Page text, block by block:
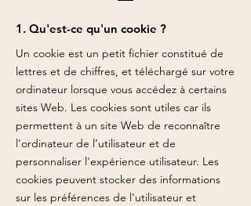
1. Qu'est-ce qu'un cookie ?
Un cookie est un petit fichier constitué de
lettres et de chiffres, et téléchargé sur votre
ordinateur lorsque vous accédez à certains
sites Web. Les cookies sont utiles car ils
permettent à un site Web de reconnaître
l'ordinateur de l’utilisateur et de
personnaliser l'expérience utilisateur. Les
cookies peuvent stocker des informations
sur les préférences de l'utilisateur et